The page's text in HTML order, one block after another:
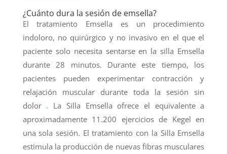
¿Cuánto dura la sesión de emsella?
El tratamiento Emsella es un procedimiento
indoloro, no quirúrgico y no invasivo en el que el
paciente solo necesita sentarse en la silla Emsella
durante 28 minutos. Durante este tiempo, los
pacientes pueden experimentar contracción y
relajación muscular durante toda la sesión sin
dolor . La Silla Emsella ofrece el equivalente a
aproximadamente 11.200 ejercicios de Kegel en
una sola sesión. El tratamiento con la Silla Emsella
estimula la producción de nuevas fibras musculares